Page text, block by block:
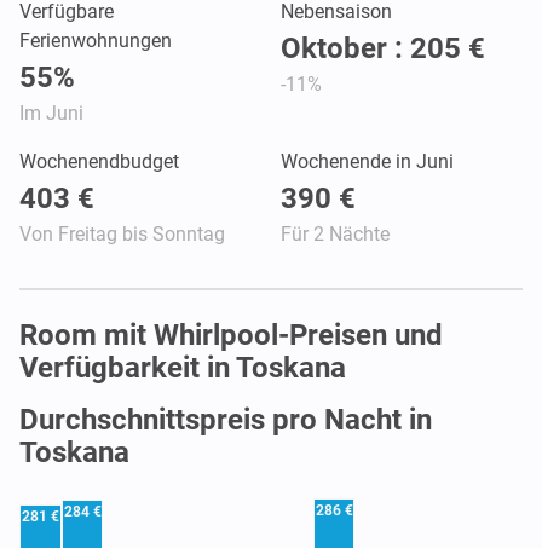
Verfügbare
Ferienwohnungen
55%
Im Juni
Nebensaison
Oktober : 205 €
-11%
Wochenendbudget
403 €
Von Freitag bis Sonntag
Wochenende in Juni
390 €
Für 2 Nächte
Room mit Whirlpool-Preisen und
Verfügbarkeit in Toskana
Durchschnittspreis pro Nacht in
Toskana
281 € 284 € 286 €